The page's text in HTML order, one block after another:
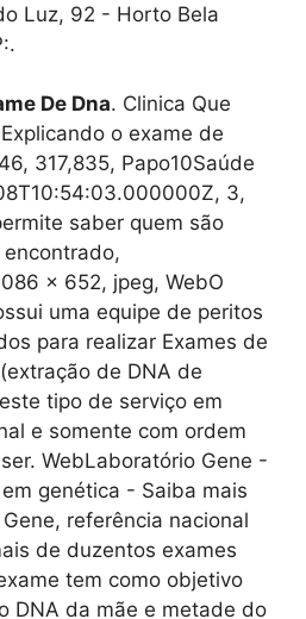
Luz, 92 - Horto Bela
De Dna. Clinica Que
o exame de
317,835, Papo10Saúde
3,
saber quem são
x 652, jpeg, WebO
uma equipe de peritos
para realizar Exames de
de DNA de
tipo de serviço em
e somente com ordem
WebLaboratório Gene -
genética - Saiba mais
referência nacional
de duzentos exames
tem como objetivo
DNA da mãe e metade do